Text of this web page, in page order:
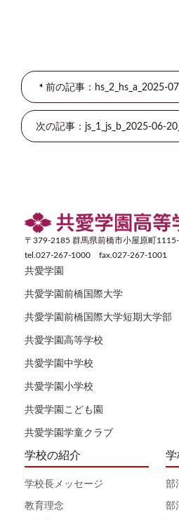
前の記事：hs_2_hs_a_2025-
次の記事：js_1_js_b_2025-06-
〒379-2185 群馬県前橋市小屋原町
tel.027-267-1000 fax.027-267-1001
共愛学園
共愛学園前橋国際大学
共愛学園前橋国際大学短期大学部
共愛学園高等学校
共愛学園中学校
共愛学園小学校
共愛学園こども園
共愛学園学童クラブ
学校の紹介
学校長メッセージ
教育理念
学
部
部